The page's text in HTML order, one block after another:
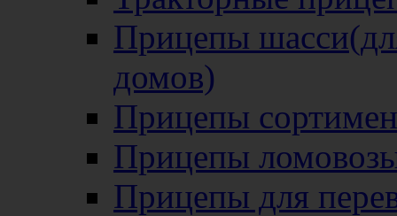
Прицепы
домов)
Прицепы
Прицепы
Прицепы для